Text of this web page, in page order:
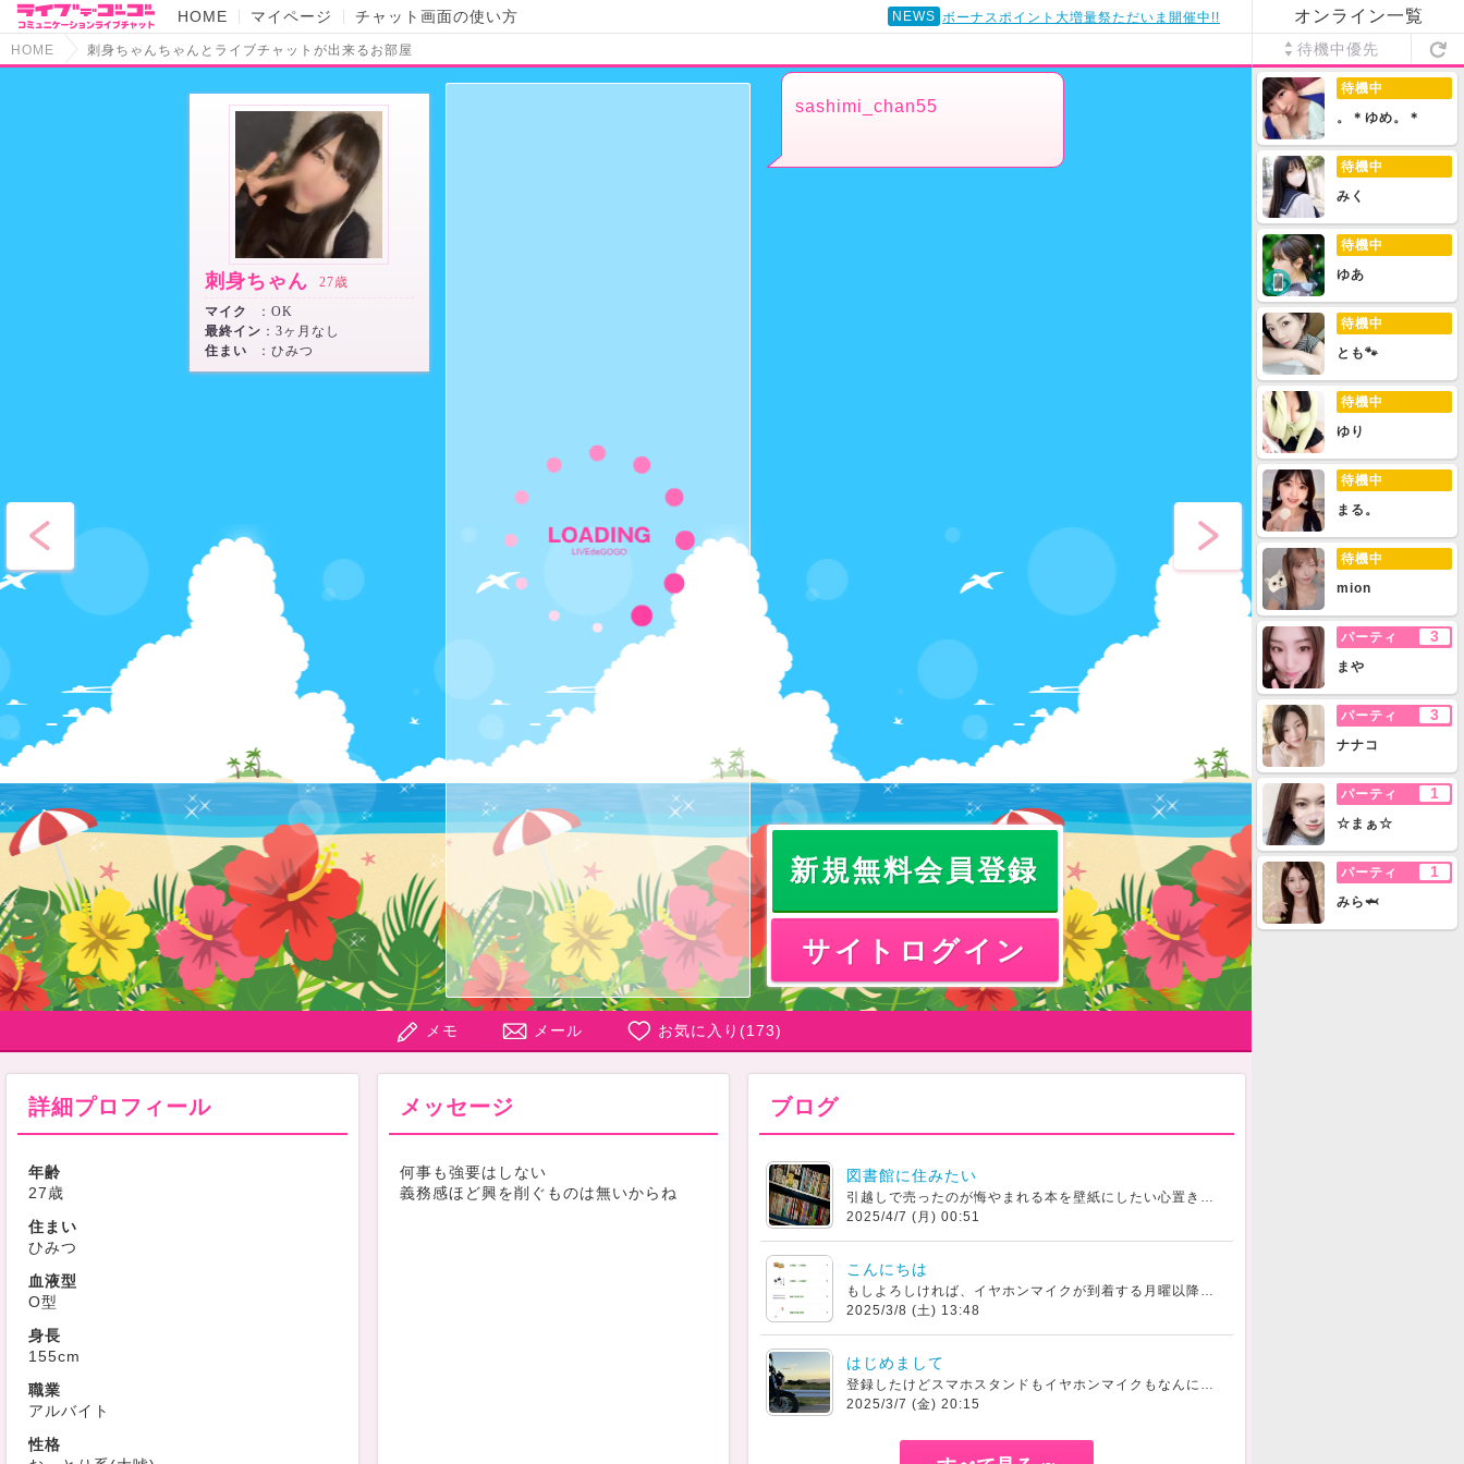
HOME マイページ チャット画面の使い方 NEWS ボーナスポイント大増量祭ただいま開催中!!
HOME 刺身ちゃんちゃんとライブチャットが出来るお部屋
刺身ちゃん
27歳
マイク
：OK
最終イン ：3ヶ月なし
住まい
：ひみつ
sashimi_chan55
新規無料会員登録
サイトログイン
メモ メール お気に入り(173)
詳細プロフィール
年齢
27歳
住まい
ひみつ
血液型
O型
身長
155cm
職業
アルバイト
性格
メッセージ
何事も強要はしない
義務感ほど興を削ぐものは無いからね
ブログ
図書館に住みたい
引越しで売ったのが悔やまれる本を壁紙にしたい心置きなく蔵書を増やすために終の住処を定めたい
2025/4/7 (月) 00:51
こんにちは
もしよろしければ、イヤホンマイクが到着する月曜以降にお会いしましょう
2025/3/8 (土) 13:48
はじめまして
登録したけどスマホスタンドもイヤホンマイクもなんにも持ってなかったので今日Amazonで注文しました
2025/3/7 (金) 20:15
オンライン一覧
待機中優先
待機中
。＊ゆめ。＊
待機中
みく
待機中
ゆあ
待機中
とも🐾
待機中
ゆり
待機中
まる。
待機中
mion
パーティ 3
まや
パーティ 3
ナナコ
パーティ 1
☆まぁ☆
パーティ 1
みら🦈